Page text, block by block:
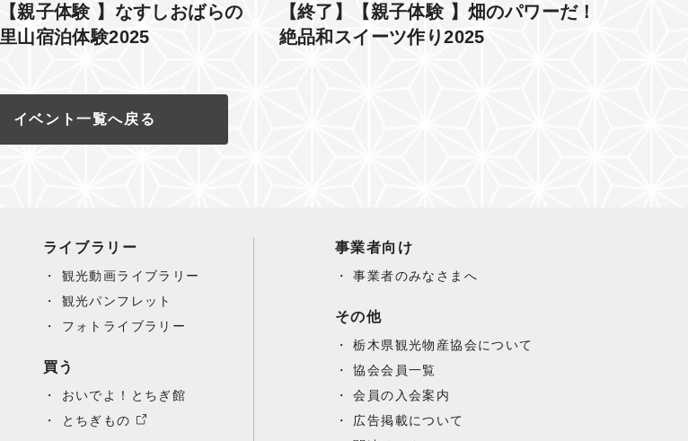
【親子体験 】なすしおばらの
山宿泊体験2025
【終了】【親子体験 】畑のパワーだ！
絶品和スイーツ作り2025
イベント一覧へ戻る
ライブラリー
観光動画ライブラリー
観光パンフレット
フォトライブラリー
買う
おいでよ！とちぎ館
とちぎもの
事業者向け
事業者のみなさまへ
その他
栃木県観光物産協会について
協会会員一覧
会員の入会案内
広告掲載について